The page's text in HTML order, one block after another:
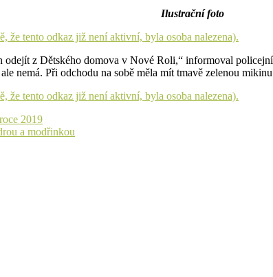
Ilustrační foto
že tento odkaz již není aktivní, byla osoba nalezena).
z Dětského domova v Nové Roli,“ informoval
nemá. Při odchodu na sobě měla mít tmavě zelenou
že tento odkaz již není aktivní, byla osoba nalezena).
2019
a modřinkou